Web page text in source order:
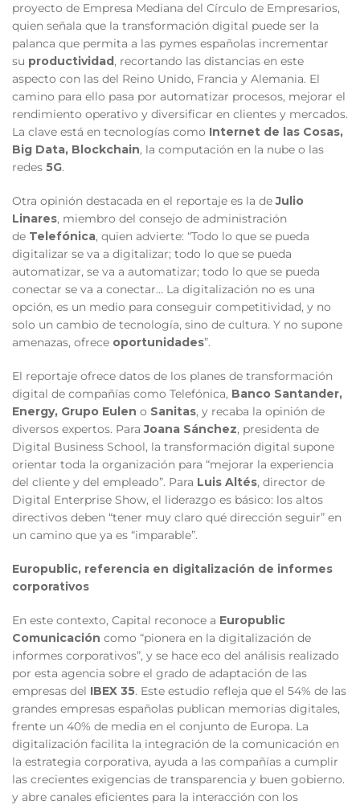
proyecto de Empresa Mediana del Círculo de Empresarios,
quien señala que la transformación digital puede ser la
palanca que permita a las pymes españolas incrementar
su productividad, recortando las distancias en este
aspecto con las del Reino Unido, Francia y Alemania. El
camino para ello pasa por automatizar procesos, mejorar el
rendimiento operativo y diversificar en clientes y mercados.
La clave está en tecnologías como Internet de las Cosas,
Big Data, Blockchain, la computación en la nube o las
redes 5G.
Otra opinión destacada en el reportaje es la deJulio
Linares, miembro del consejo de administración
de Telefónica, quien advierte: “Todo lo que se pueda
digitalizar se va a digitalizar; todo lo que se pueda
automatizar, se va a automatizar; todo lo que se pueda
conectar se va a conectar… La digitalización no es una
opción, es un medio para conseguir competitividad, y no
solo un cambio de tecnología, sino de cultura. Y no supone
amenazas, ofrece oportunidades”.
El reportaje ofrece datos de los planes de transformación
digital de compañías como Telefónica, Banco Santander,
Energy, Grupo Eulen o Sanitas, y recaba la opinión de
diversos expertos. ParaJoana Sánchez, presidenta de
Digital Business School, la transformación digital supone
orientar toda la organización para “mejorar la experiencia
del cliente y del empleado”. Para Luis Altés, director de
Digital Enterprise Show, el liderazgo es básico: los altos
directivos deben “tener muy claro qué dirección seguir” en
un camino que ya es “imparable”.
Europublic, referencia en digitalización de informes
corporativos
En este contexto, Capital reconoce a Europublic
Comunicación como “pionera en la digitalización de
informes corporativos”, y se hace eco del análisis realizado
por esta agencia sobre el grado de adaptación de las
empresas del IBEX 35. Este estudio refleja que el 54% de las
grandes empresas españolas publican memorias digitales,
frente un 40% de media en el conjunto de Europa. La
digitalización facilita la integración de la comunicación en
la estrategia corporativa, ayuda a las compañías a cumplir
las crecientes exigencias de transparencia y buen gobierno.
y abre canales eficientes para la interacción con los